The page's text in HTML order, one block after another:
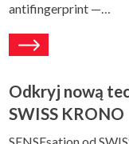
antifingerprint —…
Odkryj nową
SWISS KRONO